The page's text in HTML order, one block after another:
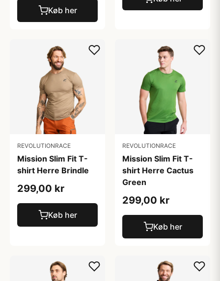
Køb her
REVOLUTIONRACE
Mission Slim Fit T-
shirt Herre Brindle
299,00 kr
Køb her
REVOLUTIONRACE
Mission Slim Fit T-
shirt Herre Cactus
Green
299,00 kr
Køb her